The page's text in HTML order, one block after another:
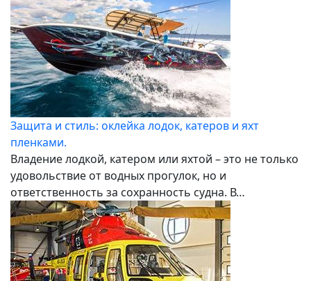
Защита и стиль: оклейка лодок, катеров и яхт
пленками.
Владение лодкой, катером или яхтой – это не только
удовольствие от водных прогулок, но и
ответственность за сохранность судна. В…